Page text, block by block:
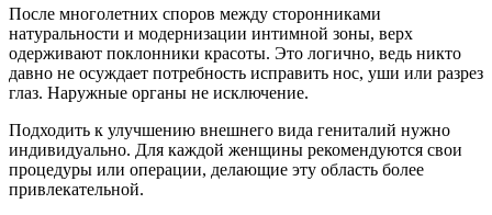
После многолетних споров между сторонниками
натуральности и модернизации интимной зоны, верх
одерживают поклонники красоты. Это логично, ведь никто
давно не осуждает потребность исправить нос, уши или разрез
глаз. Наружные органы не исключение.
Подходить к улучшению внешнего вида гениталий нужно
индивидуально. Для каждой женщины рекомендуются свои
процедуры или операции, делающие эту область более
привлекательной.